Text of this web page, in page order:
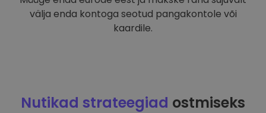
välja enda kontoga seotud pangakontole või
kaardile.
Nutikad strateegiad ostmiseks